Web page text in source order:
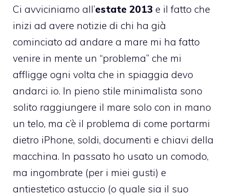
Ci avviciniamo all’estate 2013 e il fatto che
inizi ad avere notizie di chi ha già
cominciato ad andare a mare mi ha fatto
venire in mente un “problema” che mi
affligge ogni volta che in spiaggia devo
andarci io. In pieno stile minimalista sono
solito raggiungere il mare solo con in mano
un telo, ma c’è il problema di come portarmi
dietro iPhone, soldi, documenti e chiavi della
macchina. In passato ho usato un comodo,
ma ingombrate (per i miei gusti) e
antiestetico astuccio (o quale sia il suo